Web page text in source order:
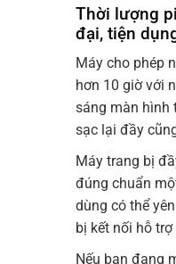
Thời lượng
đại, tiện
Máy cho phép
hơn 10 giờ với
sáng màn hình
sạc lại đầy
Máy trang bị
đúng chuẩn
dùng có thể
bị kết nối hỗ
Nếu bạn đang